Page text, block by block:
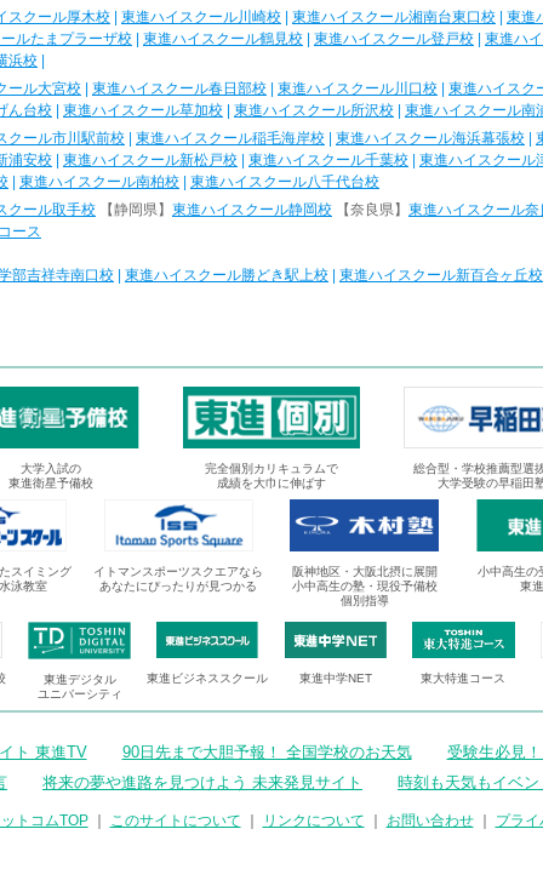
スクール厚木校 東進ハイスクール川崎校 東進ハイスクール湘南台東口校
東進
ルたまプラーザ校 東進ハイスクール鶴見校 東進ハイスクール登戸校
東進ハ
浜校
ール大宮校 東進ハイスクール春日部校 東進ハイスクール川口校
東進ハイスク
ん台校 東進ハイスクール草加校 東進ハイスクール所沢校
東進ハイスクール南
クール市川駅前校 東進ハイスクール稲毛海岸校 東進ハイスクール海浜幕張校
浦安校 東進ハイスクール新松戸校 東進ハイスクール千葉校
東進ハイスクール
東進ハイスクール南柏校
東進ハイスクール八千代台校
クール取手校 【静岡県】 東進ハイスクール静岡校 【奈良県】 東進ハイスクール奈
ース
部吉祥寺南口校 東進ハイスクール勝どき駅上校
東進ハイスクール新百合ヶ丘校
大学入試の
東進衛星予備校
完全個別カリキュラムで
成績を大巾に伸ばす
総合型・学校推薦型選
大学受験の早稲田
スイミング
泳教室
イトマンスポーツスクエアなら
あなたにぴったりが見つかる
阪神地区・大阪北摂に展開
小中高生の塾・現役予備校
個別指導
小中高生の
東
東進デジタル
ユニバーシティ
東進ビジネススクール 東進中学NET 東大特進コース
ト 東進TV 90日先まで大胆予報！ 全国学校のお天気
受験生必見
将来の夢や進路を見つけよう 未来発見サイト 時刻も天気もイベ
トコムTOP｜ このサイトについて リンクについて お問い合わせ｜ プラ